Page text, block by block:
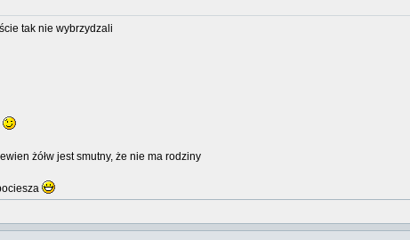
tak nie wybrzydzali
żółw jest smutny, że nie ma rodziny